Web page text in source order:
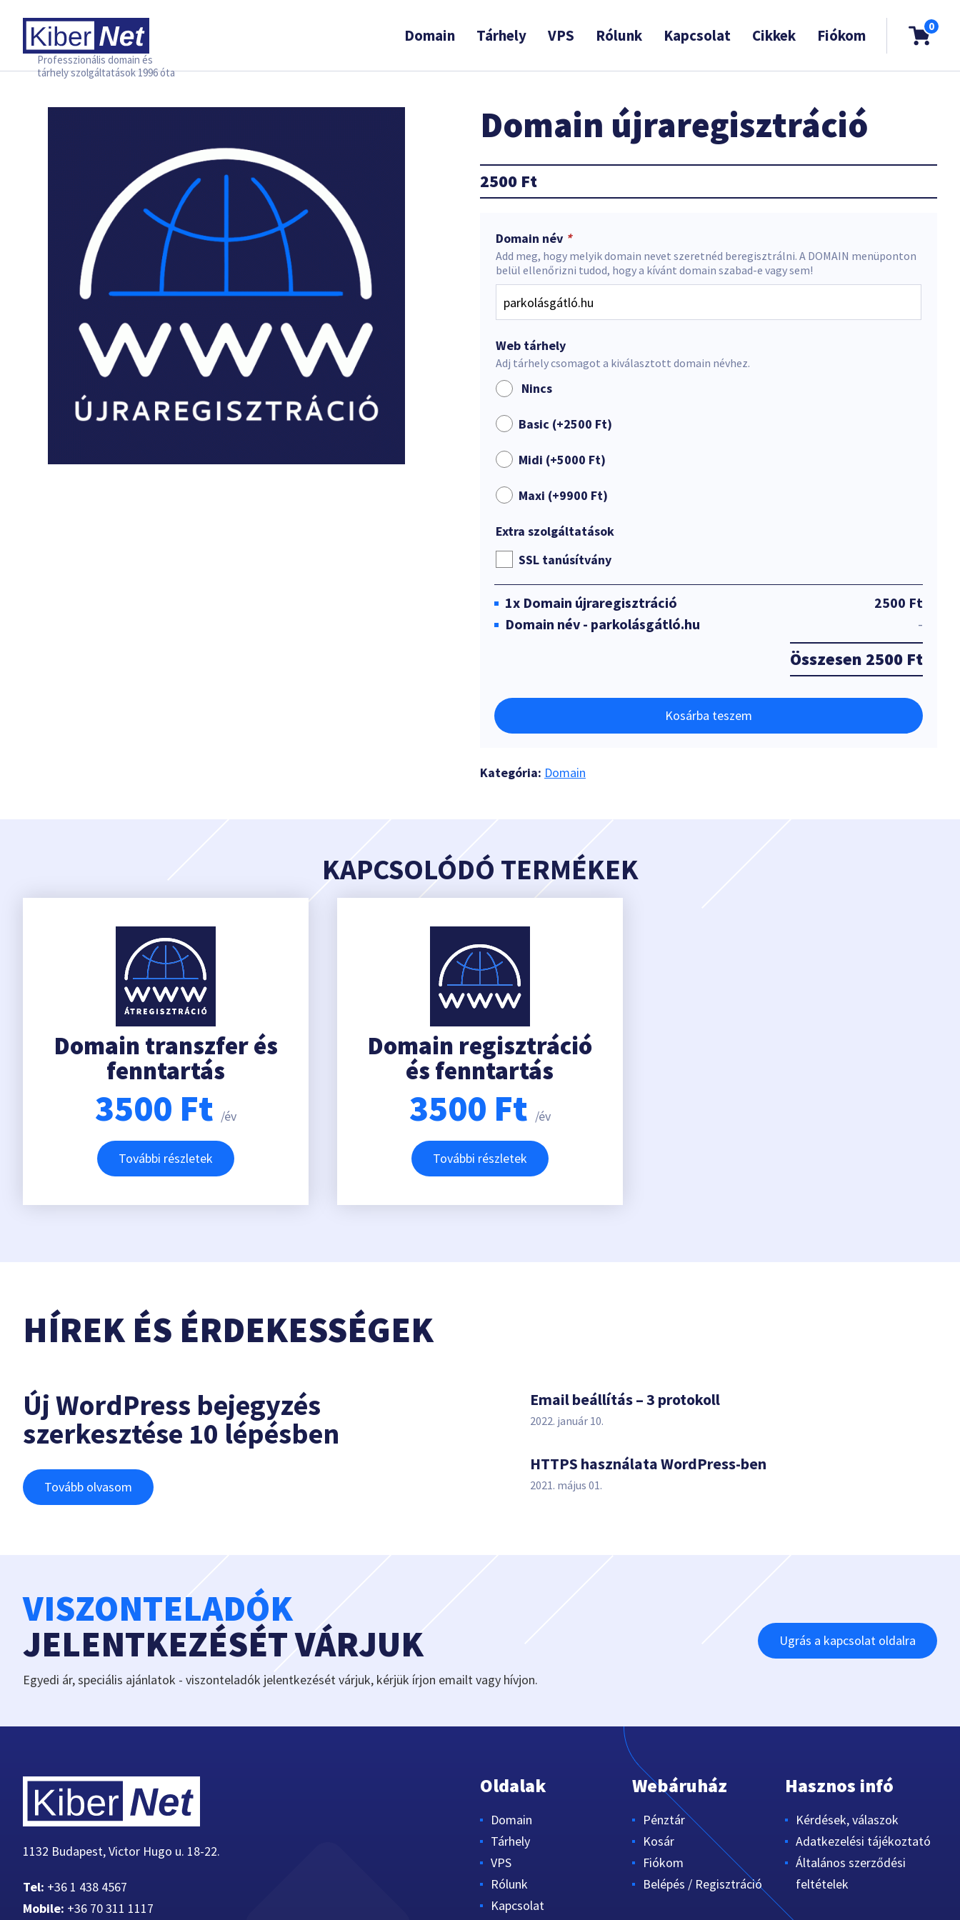
Professzionális domain és
tárhely szolgáltatások 1996 óta
Domain Tárhely VPS Rólunk Kapcsolat Cikkek Fiókom 0
Domain újraregisztráció
2500 Ft
Domain név *
Add meg, hogy melyik domain nevet szeretnéd beregisztrálni. A DOMAIN menüponton
belül ellenőrizni tudod, hogy a kívánt domain szabad-e vagy sem!
Web tárhely
Adj tárhely csomagot a kiválasztott domain névhez.
Nincs
Basic (+2500 Ft)
Midi (+5000 Ft)
Maxi (+9900 Ft)
Extra szolgáltatások
SSL tanúsítvány
1x Domain újraregisztráció
2500 Ft
Domain név - parkolásgátló.hu
-
Összesen 2500 Ft
Kosárba teszem
Kategória: Domain
KAPCSOLÓDÓ TERMÉKEK
Domain transzfer és
fenntartás
3500 Ft /év
További részletek
Domain regisztráció
és fenntartás
3500 Ft /év
További részletek
HÍREK ÉS ÉRDEKESSÉGEK
Új WordPress bejegyzés
szerkesztése 10 lépésben
Tovább olvasom
Email beállítás – 3 protokoll
2022. január 10.
HTTPS használata WordPress-ben
2021. május 01.
VISZONTELADÓK
JELENTKEZÉSÉT VÁRJUK
Egyedi ár, speciális ajánlatok - viszonteladók jelentkezését várjuk, kérjük írjon emailt vagy hívjon.
Ugrás a kapcsolat oldalra
1132 Budapest, Victor Hugo u. 18-22.
Tel: +36 1 438 4567
Mobile: +36 70 311 1117
Oldalak
Domain
Tárhely
VPS
Rólunk
Kapcsolat
Webáruház
Pénztár
Kosár
Fiókom
Belépés / Regisztráció
Hasznos infó
Kérdések, válaszok
Adatkezelési tájékoztató
Általános szerződési
feltételek